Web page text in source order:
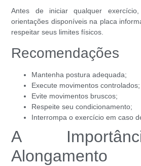
Antes de iniciar qualquer
orientações disponíveis na placa
respeitar seus limites físicos.
Recomendações
Mantenha postura adequada;
Execute movimentos controlados;
Evite movimentos bruscos;
Respeite seu condicionamento;
Interrompa o exercício em caso
A
Alongamento